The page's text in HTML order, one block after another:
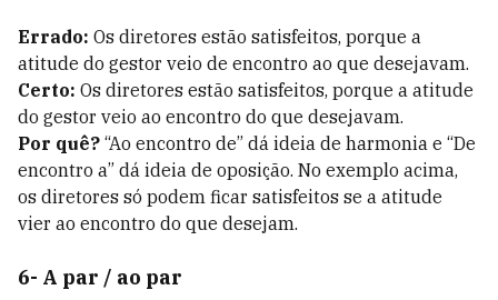
Errado: Os diretores estão satisfeitos, porque a
atitude do gestor veio de encontro ao que desejavam.
Certo: Os diretores estão satisfeitos, porque a atitude
do gestor veio ao encontro do que desejavam.
Por quê? “Ao encontro de” dá ideia de harmonia e “De
encontro a” dá ideia de oposição. No exemplo acima,
os diretores só podem ficar satisfeitos se a atitude
vier ao encontro do que desejam.
6- A par / ao par